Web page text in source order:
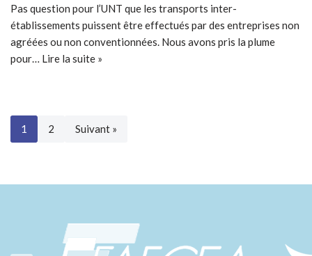
Pas question pour l’UNT que les transports inter-
établissements puissent être effectués par des entreprises non
agréées ou non conventionnées. Nous avons pris la plume
pour… Lire la suite »
1 2 Suivant »